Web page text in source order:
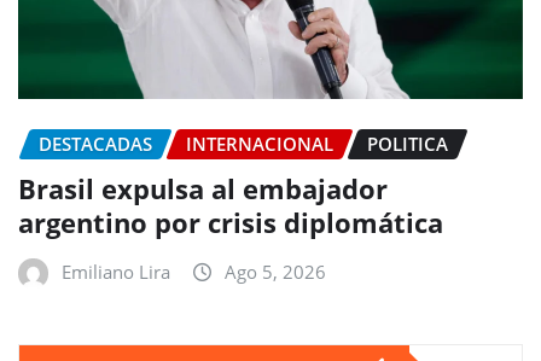
DESTACADAS INTERNACIONAL POLITICA
Brasil expulsa al embajador
argentino por crisis diplomática
Emiliano Lira Ago 5, 2026